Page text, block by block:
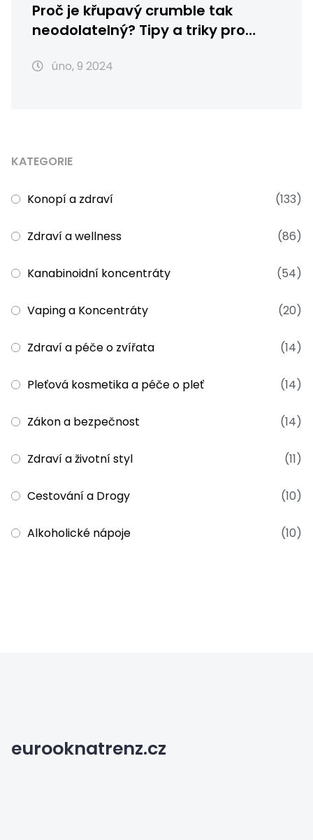
Proč je křupavý crumble tak
neodolatelný? Tipy a triky pro
úno, 9 2024
KATEGORIE
Konopí a zdraví (133)
Zdraví a wellness (86)
Kanabinoidní koncentráty (54)
Vaping a Koncentráty (20)
Zdraví a péče o zvířata (14)
Pleťová kosmetika a péče o pleť (14)
Zákon a bezpečnost (14)
Zdraví a životní styl (11)
Cestování a Drogy (10)
Alkoholické nápoje (10)
eurooknatrenz.cz